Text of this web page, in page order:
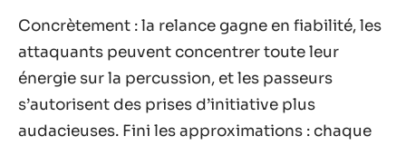
Concrètement : la relance gagne en fiabilité, les
attaquants peuvent concentrer toute leur
énergie sur la percussion, et les passeurs
s’autorisent des prises d’initiative plus
audacieuses. Fini les approximations : chaque